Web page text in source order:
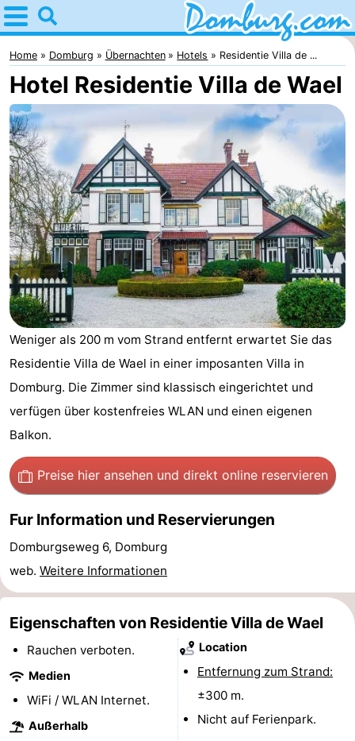
Home
Domburg
Tipps
Für
kindern
Webcam
Webcam
Webcam
Strand
Übernachten
Appartements
-
Loverendale
Résidence
Campingplätze
-
Buitenhof
Domburg
-
Hof
Domburg
-
Westhove
Hotels
Zimmer
Frühstück)
Strand
Sehen
Home Domburg Übernachten Hotels Residentie Villa de ...
Hotel Residentie Villa de Wael
Weniger als 200 m vom Strand entfernt erwartet Sie das
Residentie Villa de Wael in einer imposanten Villa in
Domburg. Die Zimmer sind klassisch eingerichtet und
verfügen über kostenfreies WLAN und einen eigenen
Balkon.
Preise hier ansehen und direkt online reservieren
Fur Information und Reservierungen
Domburgseweg 6, Domburg
web. Weitere Informationen
Eigenschaften von Residentie Villa de Wael
Rauchen verboten.
Medien
WiFi / WLAN Internet.
Außerhalb
Location
Entfernung zum Strand:
±300 m.
Nicht auf Ferienpark.